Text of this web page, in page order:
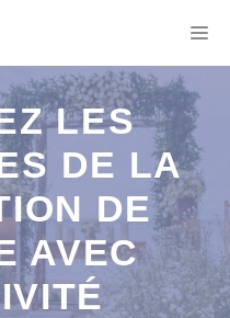
LES
DE LA
DE
AVEC